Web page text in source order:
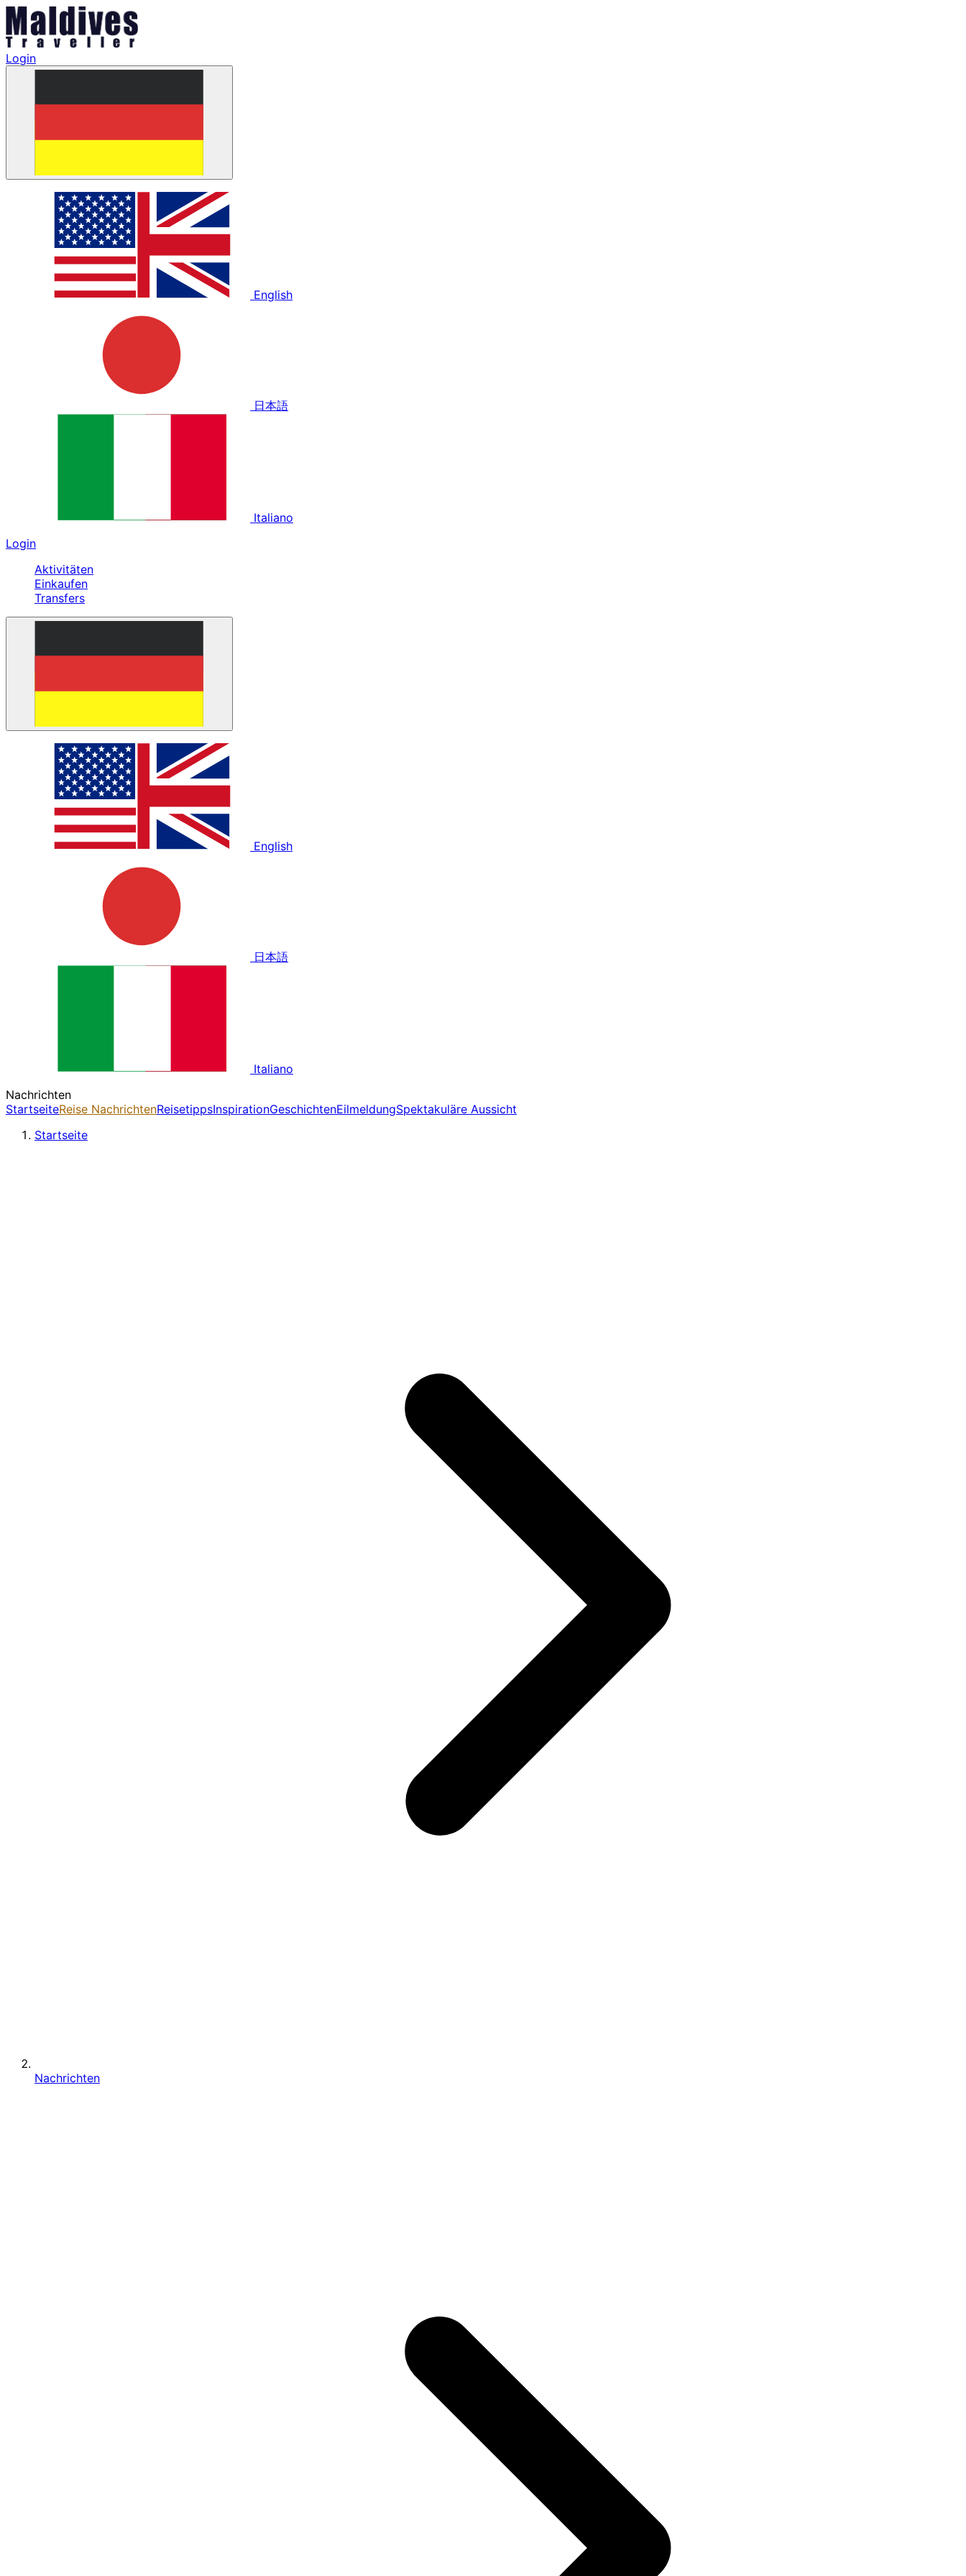
Login
English
日本語
Italiano
Login
Aktivitäten
Einkaufen
Transfers
English
日本語
Italiano
Nachrichten
StartseiteReise NachrichtenReisetippsInspirationGeschichtenEilmeldungSpektakuläre Aussicht
Startseite
Nachrichten